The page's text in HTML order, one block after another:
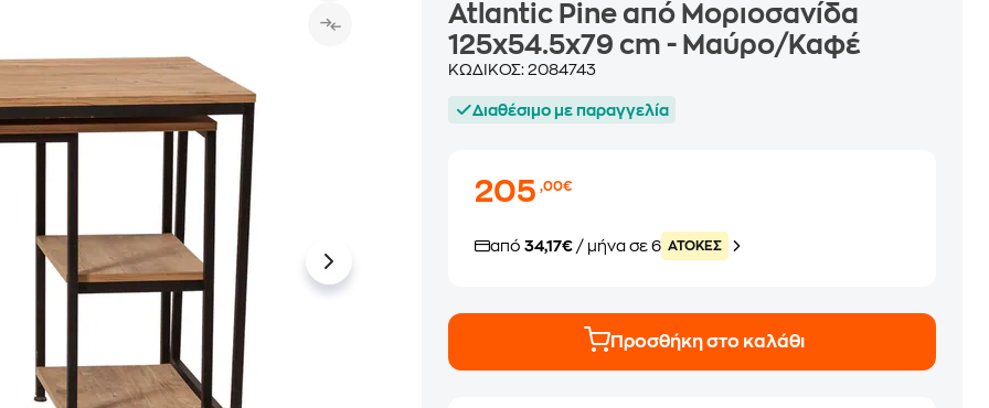
Atlantic Pine από Μοριοσανίδα
125x54.5x79 cm - Μαύρο/Καφέ
ΚΩΔΙΚΟΣ:2084743
Διαθέσιμο με παραγγελία
205,00€
από34,17€ / μήνα σε 6 ATOKEΣ
Προσθήκη στο καλάθι